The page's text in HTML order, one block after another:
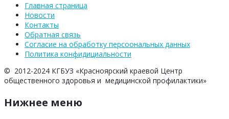
Главная страница
Новости
Контакты
Обратная связь
Согласие на обработку персоональных данных
Политика конфидициальности
© 2012-2024 КГБУЗ «Красноярский краевой Центр
общественного здоровья и медицинской профилактики»
Нижнее меню